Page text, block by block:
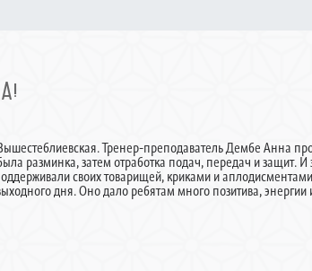
Тренер-преподаватель Дембе Анна
разминка, затем отработка подач, передач и защит. И
своих товарищей, криками и
дня. Оно дало ребятам много позитива, энергии